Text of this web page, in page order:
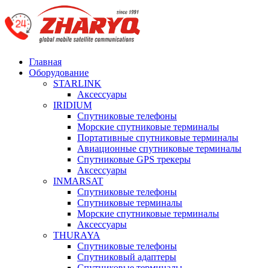
Главная
Оборудование
STARLINK
Аксессуары
IRIDIUM
Спутниковые телефоны
Морские спутниковые терминалы
Портативные спутниковые терминалы
Авиационные спутниковые терминалы
Спутниковые GPS трекеры
Аксессуары
INMARSAT
Спутниковые телефоны
Спутниковые терминалы
Морские спутниковые терминалы
Аксессуары
THURAYA
Спутниковые телефоны
Спутниковый адаптеры